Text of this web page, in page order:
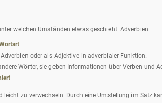
welchen Umständen etwas geschieht. Adverbien:
.
oder als Adjektive in adverbialer Funktion.
Wörter, sie geben Informationen über Verben und
.
leicht zu verwechseln. Durch eine Umstellung im Satz